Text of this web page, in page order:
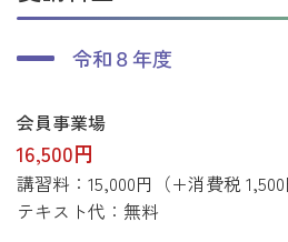
令和８年度
会員事業場
16,500円
講習料：15,000円（+消費税 1,500
テキスト代：無料